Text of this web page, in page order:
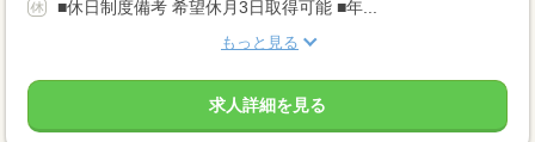
■休日制度備考 希望休月3日取得可能 ■年...
もっと見る
求人詳細を見る